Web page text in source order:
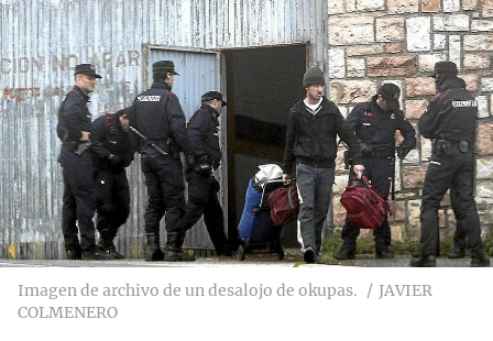
Imagen de archivo de un desalojo de okupas.
JAVIER
COLMENERO